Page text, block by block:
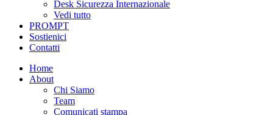
Desk Sicurezza Internazionale
Vedi tutto
PROMPT
Sostienici
Contatti
Home
About
Chi Siamo
Team
Comunicati stampa